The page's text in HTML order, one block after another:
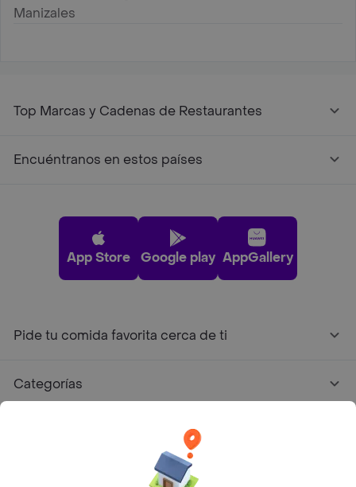
Manizales
Top Marcas y Cadenas de Restaurantes
Encuéntranos en estos países
App Store Google play AppGallery
Pide tu comida favorita cerca de ti
Categorías